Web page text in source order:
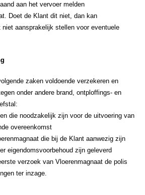
aan het vervoer melden
Doet de Klant dit niet, dan kan
niet aansprakelijk stellen voor eventuele
zaken voldoende verzekeren en
onder andere brand, ontploffings- en
die noodzakelijk zijn voor de uitvoering van
overeenkomst
die bij de Klant aanwezig zijn
eigendomsvoorbehoud zijn geleverd
verzoek van Vloerenmagnaat de polis
ter inzage.